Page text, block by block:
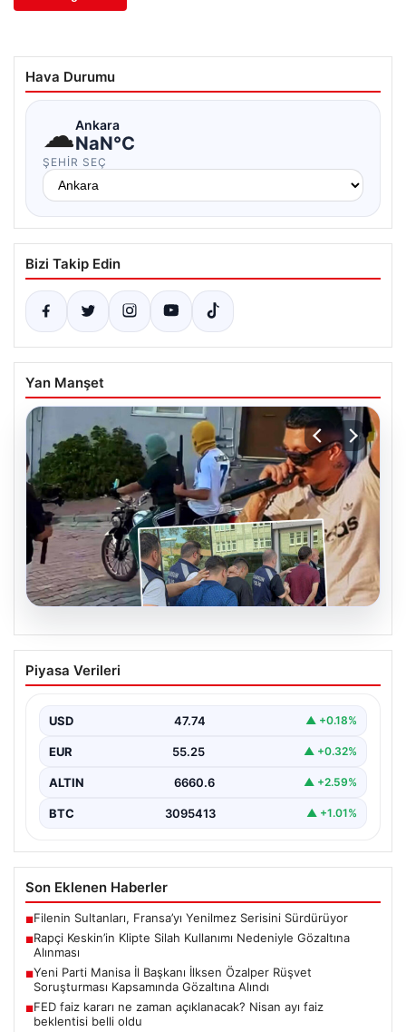
Hava Durumu
☁Ankara
NaN°C
ŞEHIR SEÇ
Bizi Takip Edin
Yan Manşet
Rapçi Keskin’in Klipte Silah Kullanımı
Nedeniyle Gözaltına Alınması
rapçi Yüşa Keskin, son yaptığı müzik klibinde…
Piyasa Verileri
USD 47.74 ▲ +0.18%
EUR 55.25 ▲ +0.32%
ALTIN 6660.6 ▲ +2.59%
BTC 3095413 ▲ +1.01%
Son Eklenen Haberler
■Filenin Sultanları, Fransa’yı Yenilmez Serisini Sürdürüyor
■Rapçi Keskin’in Klipte Silah Kullanımı Nedeniyle Gözaltına
Alınması
■Yeni Parti Manisa İl Başkanı İlksen Özalper Rüşvet
Soruşturması Kapsamında Gözaltına Alındı
■FED faiz kararı ne zaman açıklanacak? Nisan ayı faiz
beklentisi belli oldu